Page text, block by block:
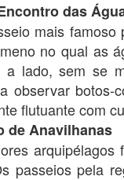
das
mais
no qual as
a lado, sem se
observar botos-
flutuante com
de Anavilhanas
passeios pela